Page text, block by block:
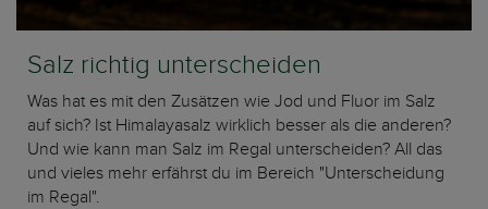
Salz richtig unterscheiden
Was hat es mit den Zusätzen wie Jod und Fluor im Salz
auf sich? Ist Himalayasalz wirklich besser als die anderen?
Und wie kann man Salz im Regal unterscheiden? All das
und vieles mehr erfährst du im Bereich "Unterscheidung
im Regal".